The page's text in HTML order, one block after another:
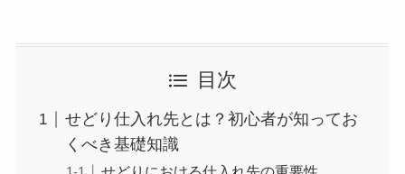
目次
せどり仕入れ先とは？初心者が知ってお
くべき基礎知識